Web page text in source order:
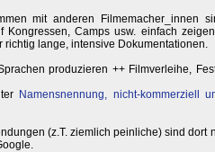
mit anderen Filmemacher_innen
Kongressen, Camps usw. einfach
lange, intensive Dokumentationen.
produzieren ++ Filmverleihe,
Namensnennung, nicht-kommerziell
(z.T. ziemlich peinliche) sind dort